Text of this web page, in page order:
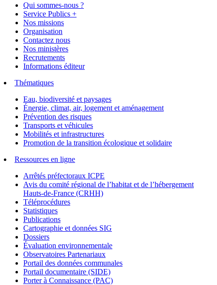
Qui sommes-nous ?
Service Publics +
Nos missions
Organisation
Contactez nous
Nos ministères
Recrutements
Informations éditeur
Thématiques
Eau, biodiversité et paysages
Énergie, climat, air, logement et aménagement
Prévention des risques
Transports et véhicules
Mobilités et infrastructures
Promotion de la transition écologique et solidaire
Ressources en ligne
Arrêtés préfectoraux ICPE
Avis du comité régional de l’habitat et de l’hébergement
Hauts-de-France (CRHH)
Téléprocédures
Statistiques
Publications
Cartographie et données SIG
Dossiers
Évaluation environnementale
Observatoires Partenariaux
Portail des données communales
Portail documentaire (SIDE)
Porter à Connaissance (PAC)